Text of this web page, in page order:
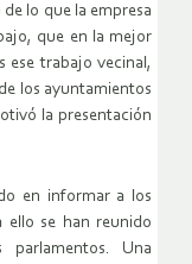
lo que la empresa
que en la mejor
ese trabajo vecinal,
los ayuntamientos
la presentación
en informar a los
ello se han reunido
parlamentos. Una